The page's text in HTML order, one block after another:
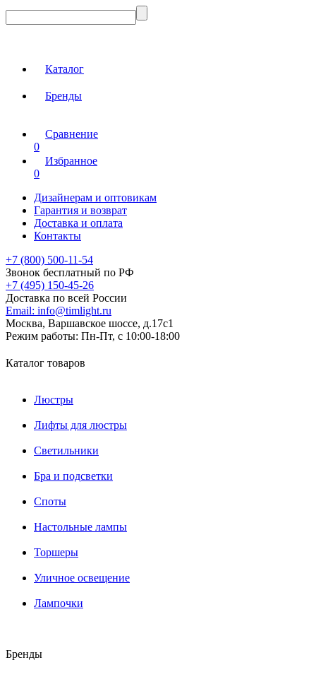
Каталог
Бренды
Сравнение
0
Избранное
0
Дизайнерам и оптовикам
Гарантия и возврат
Доставка и оплата
Контакты
+7 (800) 500-11-54
Звонок бесплатный по РФ
+7 (495) 150-45-26
Доставка по всей России
Email: info@timlight.ru
Москва, Варшавское шоссе, д.17c1
Режим работы: Пн-Пт, с 10:00-18:00
Каталог товаров
Люстры
Лифты для люстры
Светильники
Бра и подсветки
Споты
Настольные лампы
Торшеры
Уличное освещение
Лампочки
Бренды